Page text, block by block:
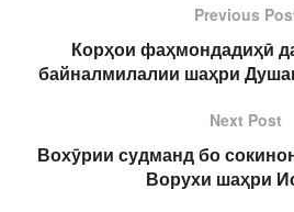
Previous
Корҳои фаҳмондадиҳӣ
байналмилалии шаҳри
Next Post
Вохӯрии судманд бо
Ворухи шаҳри